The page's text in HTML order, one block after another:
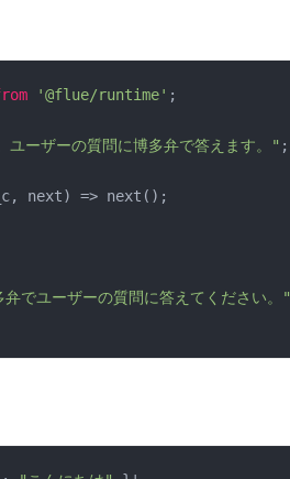
'@flue/runtime' ;
ユーザーの質問に博多弁で答えます。" ;
next) => next();
でユーザーの質問に答えてください。"